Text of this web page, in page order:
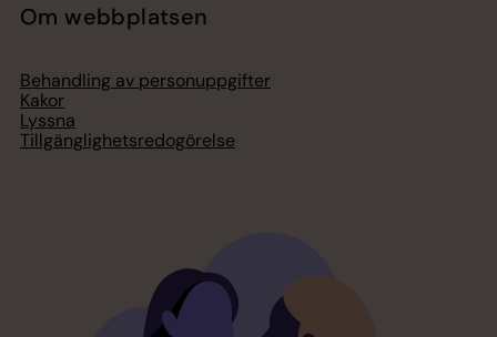
Om webbplatsen
Behandling av personuppgifter
Kakor
Lyssna
Tillgänglighetsredogörelse